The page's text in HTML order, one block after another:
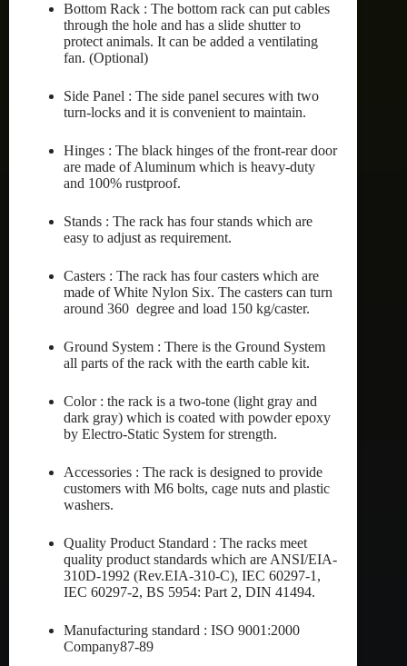
Bottom Rack : The bottom rack can put cables
through the hole and has a slide shutter to
protect animals. It can be added a ventilating
fan. (Optional)
Side Panel : The side panel secures with two
turn-locks and it is convenient to maintain.
Hinges : The black hinges of the front-rear door
are made of Aluminum which is heavy-duty
and 100% rustproof.
Stands : The rack has four stands which are
easy to adjust as requirement.
Casters : The rack has four casters which are
made of White Nylon Six. The casters can turn
around 360 degree and load 150 kg/caster.
Ground System : There is the Ground System
all parts of the rack with the earth cable kit.
Color : the rack is a two-tone (light gray and
dark gray) which is coated with powder epoxy
by Electro-Static System for strength.
Accessories : The rack is designed to provide
customers with M6 bolts, cage nuts and plastic
washers.
Quality Product Standard : The racks meet
quality product standards which are ANSI/EIA-
310D-1992 (Rev.EIA-310-C), IEC 60297-1,
IEC 60297-2, BS 5954: Part 2, DIN 41494.
Manufacturing standard : ISO 9001:2000
Company87-89